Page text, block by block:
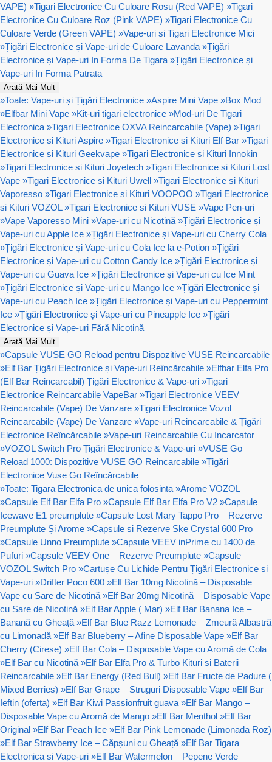
VAPE) »Tigari Electronice Cu Culoare Rosu (Red VAPE) »Tigari
Electronice Cu Culoare Roz (Pink VAPE) »Tigari Electronice Cu
Culoare Verde (Green VAPE) »Vape-uri si Tigari Electronice Mici
»Țigări Electronice și Vape-uri de Culoare Lavanda »Țigări
Electronice și Vape-uri In Forma De Tigara »Țigări Electronice și
Vape-uri In Forma Patrata
Arată Mai Mult
»Toate: Vape-uri și Țigări Electronice »Aspire Mini Vape »Box Mod
»Elfbar Mini Vape »Kit-uri tigari electronice »Mod-uri De Tigari
Electronica »Tigari Electronice OXVA Reincarcabile (Vape) »Tigari
Electronice si Kituri Aspire »Tigari Electronice si Kituri Elf Bar »Tigari
Electronice si Kituri Geekvape »Tigari Electronice si Kituri Innokin
»Tigari Electronice si Kituri Joyetech »Tigari Electronice si Kituri Lost
Vape »Tigari Electronice si Kituri Uwell »Tigari Electronice si Kituri
Vaporesso »Tigari Electronice si Kituri VOOPOO »Tigari Electronice
si Kituri VOZOL »Tigari Electronice si Kituri VUSE »Vape Pen-uri
»Vape Vaporesso Mini »Vape-uri cu Nicotină »Țigări Electronice și
Vape-uri cu Apple Ice »Țigări Electronice și Vape-uri cu Cherry Cola
»Țigări Electronice și Vape-uri cu Cola Ice la e-Potion »Țigări
Electronice și Vape-uri cu Cotton Candy Ice »Țigări Electronice și
Vape-uri cu Guava Ice »Țigări Electronice și Vape-uri cu Ice Mint
»Țigări Electronice și Vape-uri cu Mango Ice »Țigări Electronice și
Vape-uri cu Peach Ice »Țigări Electronice și Vape-uri cu Peppermint
Ice »Țigări Electronice și Vape-uri cu Pineapple Ice »Țigări
Electronice și Vape-uri Fără Nicotină
Arată Mai Mult
»Capsule VUSE GO Reload pentru Dispozitive VUSE Reincarcabile
»Elf Bar Țigări Electronice și Vape-uri Reîncărcabile »Elfbar Elfa Pro
(Elf Bar Reincarcabil) Țigări Electronice & Vape-uri »Tigari
Electronice Reincarcabile VapeBar »Tigari Electronice VEEV
Reincarcabile (Vape) De Vanzare »Tigari Electronice Vozol
Reincarcabile (Vape) De Vanzare »Vape-uri Reincarcabile & Țigări
Electronice Reîncărcabile »Vape-uri Reincarcabile Cu Incarcator
»VOZOL Switch Pro Țigări Electronice & Vape-uri »VUSE Go
Reload 1000: Dispozitive VUSE GO Reincarcabile »Țigări
Electronice Vuse Go Reîncărcabile
»Toate: Tigara Electronica de unica folosinta »Arome VOZOL
»Capsule Elf Bar Elfa Pro »Capsule Elf Bar Elfa Pro V2 »Capsule
Icewave E1 preumplute »Capsule Lost Mary Tappo Pro – Rezerve
Preumplute Și Arome »Capsule si Rezerve Ske Crystal 600 Pro
»Capsule Unno Preumplute »Capsule VEEV inPrime cu 1400 de
Pufuri »Capsule VEEV One – Rezerve Preumplute »Capsule
VOZOL Switch Pro »Cartușe Cu Lichide Pentru Țigări Electronice si
Vape-uri »Drifter Poco 600 »Elf Bar 10mg Nicotină – Disposable
Vape cu Sare de Nicotină »Elf Bar 20mg Nicotină – Disposable Vape
cu Sare de Nicotină »Elf Bar Apple ( Mar) »Elf Bar Banana Ice –
Banană cu Gheață »Elf Bar Blue Razz Lemonade – Zmeură Albastră
cu Limonadă »Elf Bar Blueberry – Afine Disposable Vape »Elf Bar
Cherry (Cirese) »Elf Bar Cola – Disposable Vape cu Aromă de Cola
»Elf Bar cu Nicotină »Elf Bar Elfa Pro & Turbo Kituri si Baterii
Reincarcabile »Elf Bar Energy (Red Bull) »Elf Bar Fructe de Padure (
Mixed Berries) »Elf Bar Grape – Struguri Disposable Vape »Elf Bar
Ieftin (oferta) »Elf Bar Kiwi Passionfruit guava »Elf Bar Mango –
Disposable Vape cu Aromă de Mango »Elf Bar Menthol »Elf Bar
Original »Elf Bar Peach Ice »Elf Bar Pink Lemonade (Limonada Roz)
»Elf Bar Strawberry Ice – Căpșuni cu Gheață »Elf Bar Tigara
Electronica si Vape-uri »Elf Bar Watermelon – Pepene Verde